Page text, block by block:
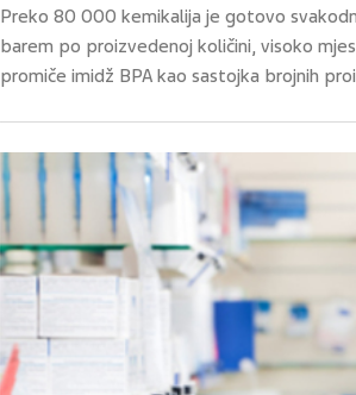
Preko 80 000 kemikalija je gotovo
barem po proizvedenoj količini, visoko
promiče imidž BPA kao sastojka brojnih